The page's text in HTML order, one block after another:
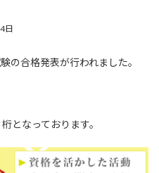
日
の合格発表が行われました。
なっております。